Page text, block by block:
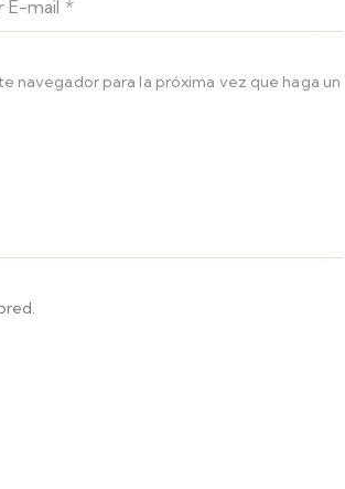
navegador para la próxima vez que haga un